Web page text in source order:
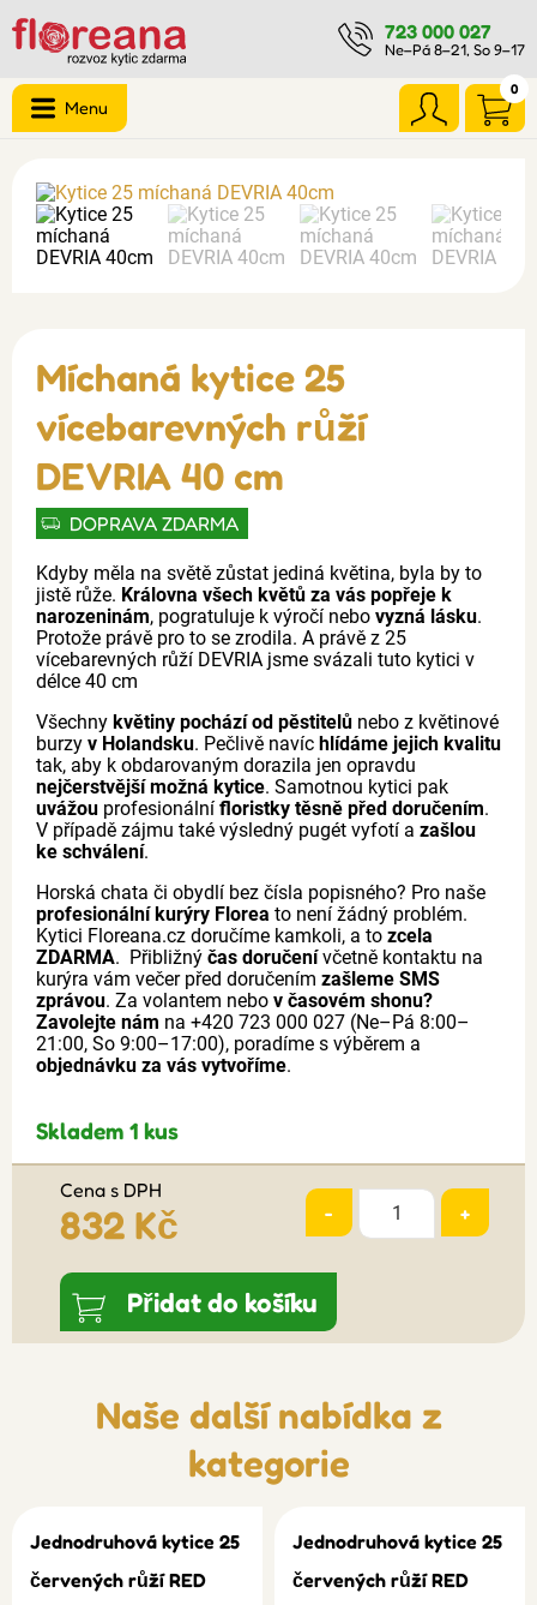
723 000 027
Ne–Pá 8–21, So 9–17
0
Menu
Míchaná kytice 25
vícebarevných růží
DEVRIA 40 cm
DOPRAVA ZDARMA
Kdyby měla na světě zůstat jediná květina, byla by to
jistě růže. Královna všech květů za vás popřeje k
narozeninám, pogratuluje k výročí nebo vyzná lásku.
Protože právě pro to se zrodila. A právě z 25
vícebarevných růží DEVRIA jsme svázali tuto kytici v
délce 40 cm
Všechny květiny pochází od pěstitelů nebo z květinové
burzy v Holandsku. Pečlivě navíc hlídáme jejich kvalitu
tak, aby k obdarovaným dorazila jen opravdu
nejčerstvější možná kytice. Samotnou kytici pak
uvážou profesionální floristky těsně před doručením.
V případě zájmu také výsledný pugét vyfotí a zašlou
ke schválení.
Horská chata či obydlí bez čísla popisného? Pro naše
profesionální kurýry Florea to není žádný problém.
Kytici Floreana.cz doručíme kamkoli, a to zcela
ZDARMA. Přibližný čas doručenívčetně kontaktu na
kurýra vám večer před doručením zašleme SMS
zprávou. Za volantem nebo v časovém shonu?
Zavolejte nám na +420 723 000 027 (Ne–Pá 8:00–
21:00, So 9:00–17:00), poradíme s výběrem a
objednávku za vás vytvoříme.
Skladem 1 kus
Cena s DPH
832 Kč - +
Přidat do košíku
Naše další nabídka z
kategorie
Jednodruhová kytice 25
červených růží RED
Jednodruhová kytice 25
červených růží RED